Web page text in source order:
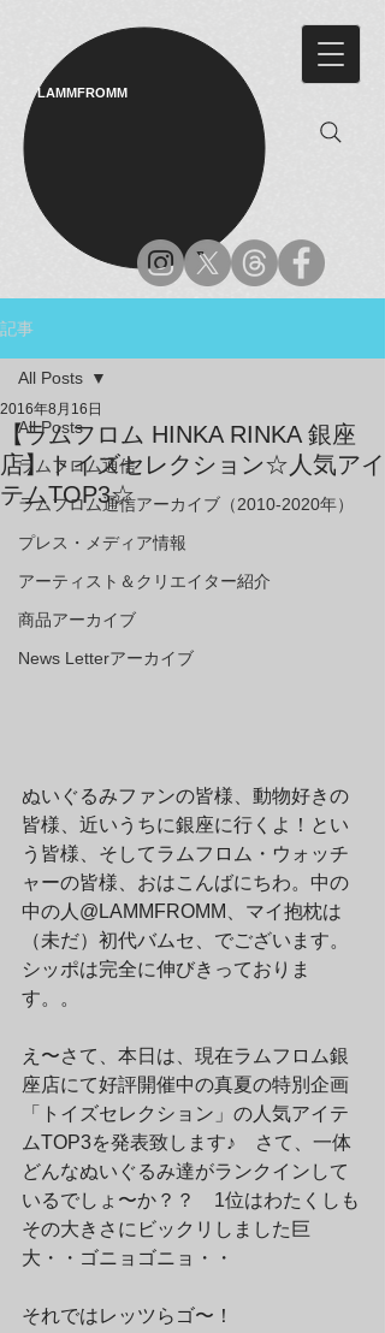
LAMMFROMM​
記事
All Posts
ラムフロム通信
ラムフロム通信アーカイブ（2010-2020年）
プレス・メディア情報
アーティスト＆クリエイター紹介
商品アーカイブ
News Letterアーカイブ
All Posts
【ラムフロム HINKA RINKA 銀座
店】トイズセレクション☆人気アイ
テムTOP3☆
2016年8月16日
ぬいぐるみファンの皆様、動物好きの
皆様、近いうちに銀座に行くよ！とい
う皆様、そしてラムフロム・ウォッチ
ャーの皆様、おはこんばにちわ。中の
中の人@LAMMFROMM、マイ抱枕は
（未だ）初代バムセ、でございます。
シッポは完全に伸びきっておりま
す。。
え〜さて、本日は、現在ラムフロム銀
座店にて好評開催中の真夏の特別企画
「トイズセレクション」の人気アイテ
ムTOP3を発表致します♪　さて、一体
どんなぬいぐるみ達がランクインして
いるでしょ〜か？？　1位はわたくしも
その大きさにビックリしました巨
大・・ゴニョゴニョ・・
それではレッツらゴ〜！